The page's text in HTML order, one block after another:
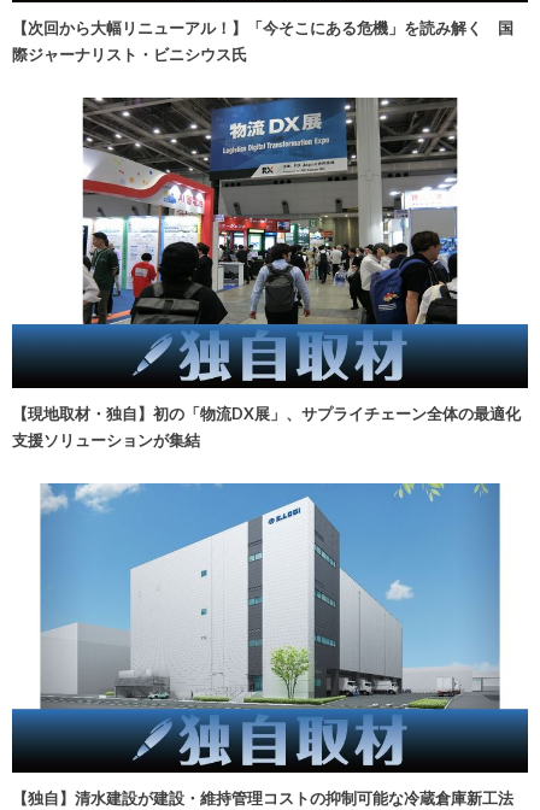
【次回から大幅リニューアル！】「今そこにある危機」を読み解く 国
際ジャーナリスト・ビニシウス氏
【現地取材・独自】初の「物流DX展」、サプライチェーン全体の最適化
支援ソリューションが集結
【独自】清水建設が建設・維持管理コストの抑制可能な冷蔵倉庫新工法